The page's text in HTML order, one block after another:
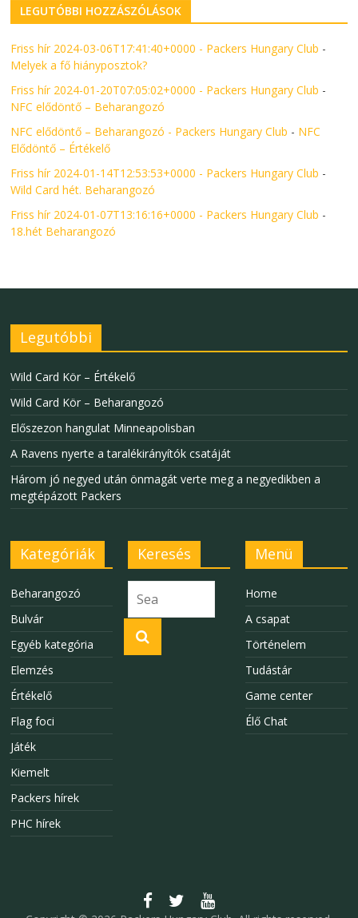
LEGUTÓBBI HOZZÁSZÓLÁSOK
Friss hír 2024-03-06T17:41:40+0000 - Packers Hungary Club -
Melyek a fő hiányposztok?
Friss hír 2024-01-20T07:05:02+0000 - Packers Hungary Club -
NFC elődöntő – Beharangozó
NFC elődöntő – Beharangozó - Packers Hungary Club - NFC
Elődöntő – Értékelő
Friss hír 2024-01-14T12:53:53+0000 - Packers Hungary Club -
Wild Card hét. Beharangozó
Friss hír 2024-01-07T13:16:16+0000 - Packers Hungary Club -
18.hét Beharangozó
Legutóbbi
Wild Card Kör – Értékelő
Wild Card Kör – Beharangozó
Előszezon hangulat Minneapolisban
A Ravens nyerte a taralékirányítók csatáját
Három jó negyed után önmagát verte meg a negyedikben a
megtépázott Packers
Kategóriák
Beharangozó
Bulvár
Egyéb kategória
Elemzés
Értékelő
Flag foci
Játék
Kiemelt
Packers hírek
PHC hírek
Keresés Menü
Home
A csapat
Történelem
Tudástár
Game center
Élő Chat